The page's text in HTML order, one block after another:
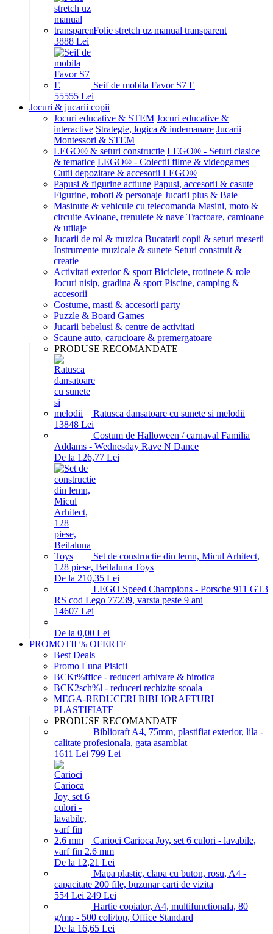
Folie stretch uz manual transparent
3888 Lei
Seif de mobila Favor S7 E
55555 Lei
Jocuri & jucarii copii
Jocuri educative & STEM Jocuri educative &
interactive Strategie, logica & indemanare Jucarii
Montessori & STEM
LEGO® & seturi constructie LEGO® - Seturi clasice
& tematice LEGO® - Colectii filme & videogames
Cutii depozitare & accesorii LEGO®
Papusi & figurine actiune Papusi, accesorii & casute
Figurine, roboti & personaje Jucarii plus & Baie
Masinute & vehicule cu telecomanda Masini, moto &
circuite Avioane, trenulete & nave Tractoare, camioane
& utilaje
Jucarii de rol & muzica Bucatarii copii & seturi meserii
Instrumente muzicale & sunete Seturi construit &
creatie
Activitati exterior & sport Biciclete, trotinete & role
Jocuri nisip, gradina & sport Piscine, camping &
accesorii
Costume, masti & accesorii party
Puzzle & Board Games
Jucarii bebelusi & centre de activitati
Scaune auto, carucioare & premergatoare
PRODUSE RECOMANDATE
Ratusca dansatoare cu sunete si melodii
13848 Lei
Costum de Halloween / carnaval Familia
Addams - Wednesday Rave N Dance
De la 126,77 Lei
Set de constructie din lemn, Micul Arhitect,
128 piese, Beilaluna Toys
De la 210,35 Lei
LEGO Speed Champions - Porsche 911 GT3
RS cod Lego 77239, varsta peste 9 ani
14607 Lei
De la 0,00 Lei
PROMOTII % OFERTE
Best Deals
Promo Luna Pisicii
BCKt%ffice - reduceri arhivare & birotica
BCK2sch%l - reduceri rechizite scoala
MEGA-REDUCERI BIBLIORAFTURI
PLASTIFIATE
PRODUSE RECOMANDATE
Biblioraft A4, 75mm, plastifiat exterior, lila -
calitate profesionala, gata asamblat
1611 Lei 799 Lei
Carioci Carioca Joy, set 6 culori - lavabile,
varf fin 2.6 mm
De la 12,21 Lei
Mapa plastic, clapa cu buton, rosu, A4 -
capacitate 200 file, buzunar carti de vizita
554 Lei 249 Lei
Hartie copiator, A4, multifunctionala, 80
g/mp - 500 coli/top, Office Standard
De la 16,65 Lei